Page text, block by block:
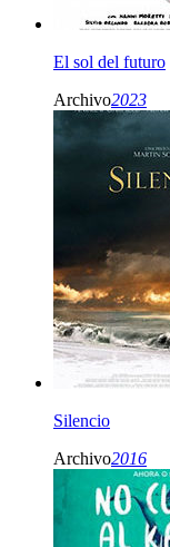
El sol del futuro
Archivo2023
Silencio
Archivo2016